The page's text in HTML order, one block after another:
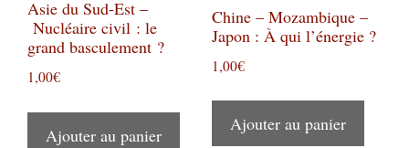
Asie du Sud-Est –
Nucléaire civil : le
grand basculement ?
1,00€
Ajouter au panier
Chine – Mozambique –
Japon : À qui l’énergie ?
1,00€
Ajouter au panier